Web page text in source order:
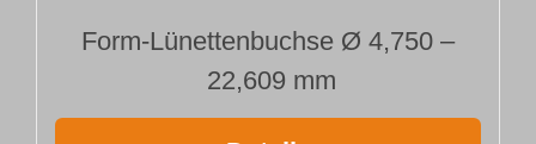
Form-Lünettenbuchse Ø 4,750 –
22,609 mm